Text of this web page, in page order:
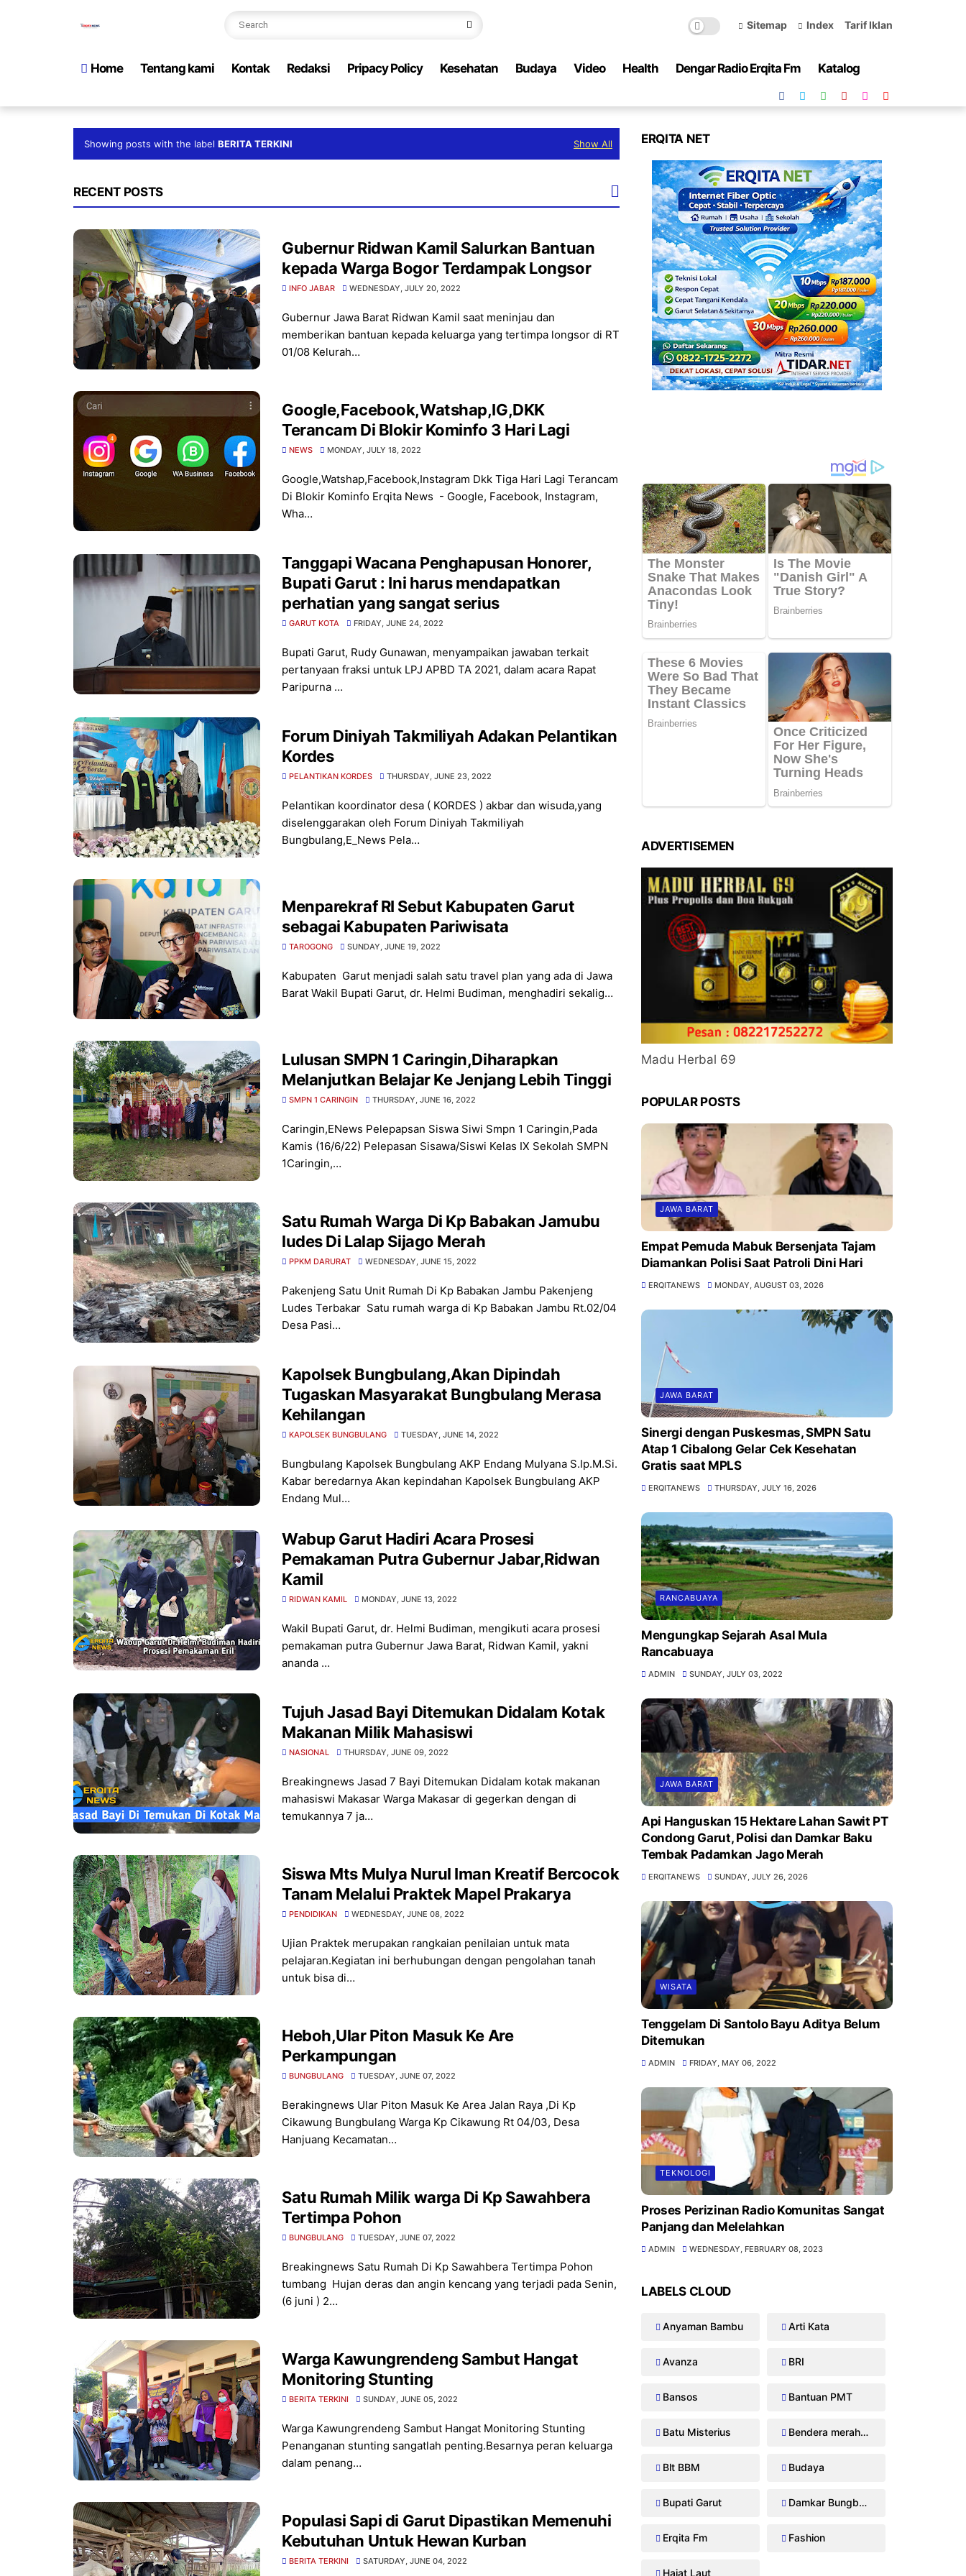
Sitemap Index Tarif Iklan
Home Tentang kami Kontak Redaksi Pripacy Policy Kesehatan Budaya Video Health Dengar Radio Erqita Fm Katalog
Showing posts with the label BERITA TERKINI Show All
RECENT POSTS
Gubernur Ridwan Kamil Salurkan Bantuan
kepada Warga Bogor Terdampak Longsor
INFO JABAR WEDNESDAY, JULY 20, 2022
Gubernur Jawa Barat Ridwan Kamil saat meninjau dan
memberikan bantuan kepada keluarga yang tertimpa longsor di RT
01/08 Kelurah…
Google,Facebook,Watshap,IG,DKK
Terancam Di Blokir Kominfo 3 Hari Lagi
NEWS MONDAY, JULY 18, 2022
Google,Watshap,Facebook,Instagram Dkk Tiga Hari Lagi Terancam
Di Blokir Kominfo Erqita News - Google, Facebook, Instagram,
Wha…
Tanggapi Wacana Penghapusan Honorer,
Bupati Garut : Ini harus mendapatkan
perhatian yang sangat serius
GARUT KOTA FRIDAY, JUNE 24, 2022
Bupati Garut, Rudy Gunawan, menyampaikan jawaban terkait
pertanyaan fraksi untuk LPJ APBD TA 2021, dalam acara Rapat
Paripurna …
Forum Diniyah Takmiliyah Adakan Pelantikan
Kordes
PELANTIKAN KORDES THURSDAY, JUNE 23, 2022
Pelantikan koordinator desa ( KORDES ) akbar dan wisuda,yang
diselenggarakan oleh Forum Diniyah Takmiliyah
Bungbulang,E_News Pela…
Menparekraf RI Sebut Kabupaten Garut
sebagai Kabupaten Pariwisata
TAROGONG SUNDAY, JUNE 19, 2022
Kabupaten Garut menjadi salah satu travel plan yang ada di Jawa
Barat Wakil Bupati Garut, dr. Helmi Budiman, menghadiri sekalig…
Lulusan SMPN 1 Caringin,Diharapkan
Melanjutkan Belajar Ke Jenjang Lebih Tinggi
SMPN 1 CARINGIN THURSDAY, JUNE 16, 2022
Caringin,ENews Pelepapsan Siswa Siwi Smpn 1 Caringin,Pada
Kamis (16/6/22) Pelepasan Sisawa/Siswi Kelas IX Sekolah SMPN
1Caringin,…
Satu Rumah Warga Di Kp Babakan Jamubu
ludes Di Lalap Sijago Merah
PPKM DARURAT WEDNESDAY, JUNE 15, 2022
Pakenjeng Satu Unit Rumah Di Kp Babakan Jambu Pakenjeng
Ludes Terbakar Satu rumah warga di Kp Babakan Jambu Rt.02/04
Desa Pasi…
Kapolsek Bungbulang,Akan Dipindah
Tugaskan Masyarakat Bungbulang Merasa
Kehilangan
KAPOLSEK BUNGBULANG TUESDAY, JUNE 14, 2022
Bungbulang Kapolsek Bungbulang AKP Endang Mulyana S.Ip.M.Si.
Kabar beredarnya Akan kepindahan Kapolsek Bungbulang AKP
Endang Mul…
Wabup Garut Hadiri Acara Prosesi
Pemakaman Putra Gubernur Jabar,Ridwan
Kamil
RIDWAN KAMIL MONDAY, JUNE 13, 2022
Wakil Bupati Garut, dr. Helmi Budiman, mengikuti acara prosesi
pemakaman putra Gubernur Jawa Barat, Ridwan Kamil, yakni
ananda …
Tujuh Jasad Bayi Ditemukan Didalam Kotak
Makanan Milik Mahasiswi
NASIONAL THURSDAY, JUNE 09, 2022
Breakingnews Jasad 7 Bayi Ditemukan Didalam kotak makanan
mahasiswi Makasar Warga Makasar di gegerkan dengan di
temukannya 7 ja…
Siswa Mts Mulya Nurul Iman Kreatif Bercocok
Tanam Melalui Praktek Mapel Prakarya
PENDIDIKAN WEDNESDAY, JUNE 08, 2022
Ujian Praktek merupakan rangkaian penilaian untuk mata
pelajaran.Kegiatan ini berhubungan dengan pengolahan tanah
untuk bisa di…
Heboh,Ular Piton Masuk Ke Are
Perkampungan
BUNGBULANG TUESDAY, JUNE 07, 2022
Berakingnews Ular Piton Masuk Ke Area Jalan Raya ,Di Kp
Cikawung Bungbulang Warga Kp Cikawung Rt 04/03, Desa
Hanjuang Kecamatan…
Satu Rumah Milik warga Di Kp Sawahbera
Tertimpa Pohon
BUNGBULANG TUESDAY, JUNE 07, 2022
Breakingnews Satu Rumah Di Kp Sawahbera Tertimpa Pohon
tumbang Hujan deras dan angin kencang yang terjadi pada Senin,
(6 juni ) 2…
Warga Kawungrendeng Sambut Hangat
Monitoring Stunting
BERITA TERKINI SUNDAY, JUNE 05, 2022
Warga Kawungrendeng Sambut Hangat Monitoring Stunting
Penanganan stunting sangatlah penting.Besarnya peran keluarga
dalam penang…
Populasi Sapi di Garut Dipastikan Memenuhi
Kebutuhan Untuk Hewan Kurban
BERITA TERKINI SATURDAY, JUNE 04, 2022
ERQITA NET
ADVERTISEMEN
Madu Herbal 69
POPULAR POSTS
JAWA BARAT
Empat Pemuda Mabuk Bersenjata Tajam
Diamankan Polisi Saat Patroli Dini Hari
ERQITANEWS MONDAY, AUGUST 03, 2026
JAWA BARAT
Sinergi dengan Puskesmas, SMPN Satu
Atap 1 Cibalong Gelar Cek Kesehatan
Gratis saat MPLS
ERQITANEWS THURSDAY, JULY 16, 2026
RANCABUAYA
Mengungkap Sejarah Asal Mula
Rancabuaya
ADMIN SUNDAY, JULY 03, 2022
JAWA BARAT
Api Hanguskan 15 Hektare Lahan Sawit PT
Condong Garut, Polisi dan Damkar Baku
Tembak Padamkan Jago Merah
ERQITANEWS SUNDAY, JULY 26, 2026
WISATA
Tenggelam Di Santolo Bayu Aditya Belum
Ditemukan
ADMIN FRIDAY, MAY 06, 2022
TEKNOLOGI
Proses Perizinan Radio Komunitas Sangat
Panjang dan Melelahkan
ADMIN WEDNESDAY, FEBRUARY 08, 2023
LABELS CLOUD
Anyaman Bambu Arti Kata
Avanza BRI
Bansos Bantuan PMT
Batu Misterius Bendera merah putih
Blt BBM Budaya
Bupati Garut Damkar Bungbulang
Erqita Fm Fashion
Hajat Laut